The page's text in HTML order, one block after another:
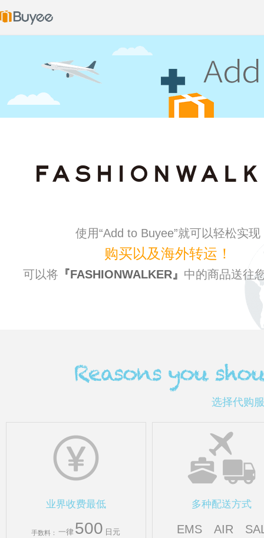
使用“Add to Buyee”就可以轻松实现
购买以及海外转运！
可以将 FASHIONWALKER 中的商品送往
选择代购
业界收费最低
手数料： 一律 500 日元
多种配送方式
EMS AIR